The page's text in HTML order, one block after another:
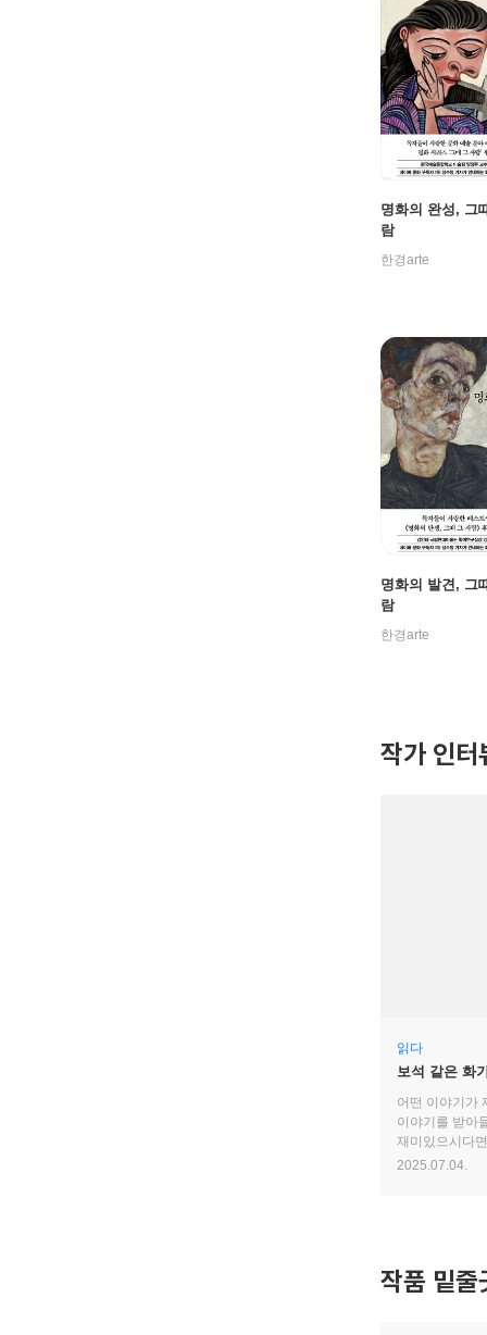
명화의 완성, 그
람
한경arte
명화의 발견, 그
람
한경arte
작가 인터
읽다
보석 같은 화
어떤 이야기가
이야기를 받아
재미있으시다
덕분입니다.
2025.07.04.
작품 밑줄